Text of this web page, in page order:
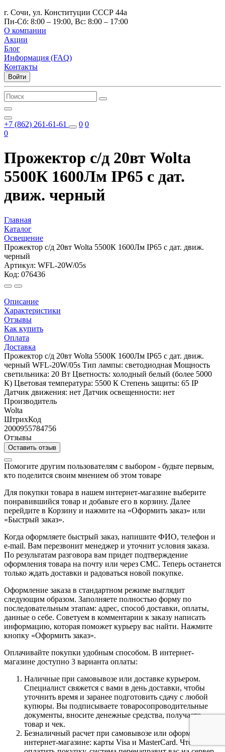
г. Сочи, ул. Конституции СССР 44а
Пн-Сб: 8:00 – 19:00, Вс: 8:00 – 17:00
О компании
Акции
Блог
Информация (FAQ)
Контакты
Войти
+7 (862) 261-61-61 0 0
0
Прожектор с/д 20вт Wolta
5500К 1600Лм IP65 с дат.
движ. черный
Главная
Каталог
Освещение
Прожектор с/д 20вт Wolta 5500К 1600Лм IP65 с дат. движ.
черный
Артикул: WFL-20W/05s
Код: 076436
Описание
Характеристики
Отзывы
Как купить
Оплата
Доставка
Прожектор с/д 20вт Wolta 5500К 1600Лм IP65 с дат. движ.
черный WFL-20W/05s Тип лампы: светодиодная Мощность
светильника: 20 Вт Цветность: холодный белый (более 5000
К) Цветовая температура: 5500 К Степень защиты: 65 IP
Датчик движения: нет Датчик освещенности: нет
Производитель
Wolta
ШтрихКод
2000955784756
Отзывы
Оставить отзыв
Помогите другим пользователям с выбором - будьте первым,
кто поделится своим мнением об этом товаре
Для покупки товара в нашем интернет-магазине выберите
понравившийся товар и добавьте его в корзину. Далее
перейдите в Корзину и нажмите на «Оформить заказ» или
«Быстрый заказ».
Когда оформляете быстрый заказ, напишите ФИО, телефон и
e-mail. Вам перезвонит менеджер и уточнит условия заказа.
По результатам разговора вам придет подтверждение
оформления товара на почту или через СМС. Теперь останется
только ждать доставки и радоваться новой покупке.
Оформление заказа в стандартном режиме выглядит
следующим образом. Заполняете полностью форму по
последовательным этапам: адрес, способ доставки, оплаты,
данные о себе. Советуем в комментарии к заказу написать
информацию, которая поможет курьеру вас найти. Нажмите
кнопку «Оформить заказ».
Оплачивайте покупки удобным способом. В интернет-
магазине доступно 3 варианта оплаты:
Наличные при самовывозе или доставке курьером.
Специалист свяжется с вами в день доставки, чтобы
уточнить время и заранее подготовить сдачу с любой
купюры. Вы подписываете товаросопроводительные
документы, вносите денежные средства, получаете
товар и чек.
Безналичный расчет при самовывозе или оформлении в
интернет-магазине: карты Visa и MasterCard. Чтобы